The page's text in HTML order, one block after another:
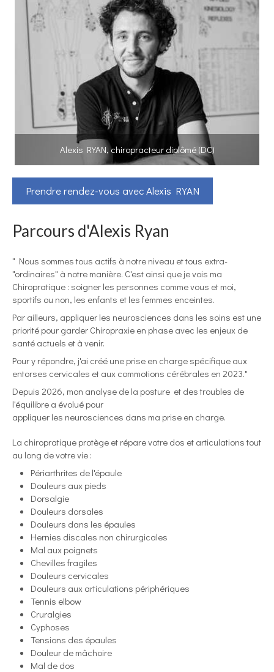
Alexis RYAN, chiropracteur diplômé (DC)
Prendre rendez-vous avec Alexis RYAN
Parcours d'Alexis Ryan
" Nous sommes tous actifs à notre niveau et tous extra-
"ordinaires" à notre manière. C'est ainsi que je vois ma
Chiropratique : soigner les personnes comme vous et moi,
sportifs ou non, les enfants et les femmes enceintes.
Par ailleurs, appliquer les neurosciences dans les soins est une
priorité pour garder Chiropraxie en phase avec les enjeux de
santé actuels et à venir.
Pour y répondre, j'ai créé une prise en charge spécifique aux
entorses cervicales et aux commotions cérébrales en 2023."
Depuis 2026, mon analyse de la posture et des troubles de
l'équilibre a évolué pour
appliquer les neurosciences dans ma prise en charge.
La chiropratique protège et répare votre dos et articulations tout
au long de votre vie :
Périarthrites de l'épaule
Douleurs aux pieds
Dorsalgie
Douleurs dorsales
Douleurs dans les épaules
Hernies discales non chirurgicales
Mal aux poignets
Chevilles fragiles
Douleurs cervicales
Douleurs aux articulations périphériques
Tennis elbow
Cruralgies
Cyphoses
Tensions des épaules
Douleur de mâchoire
Mal de dos